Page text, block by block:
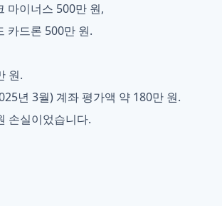
마이너스 500만 원,
카드론 500만 원.
원.
년 3월) 계좌 평가액 약 180만 원.
손실이었습니다.